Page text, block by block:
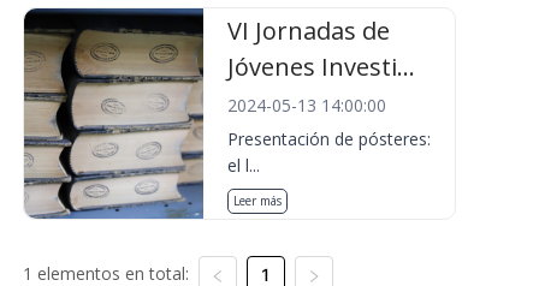
VI Jornadas de
Jóvenes Investi...
2024-05-13 14:00:00
Presentación de pósteres:
el l...
Leer más
1 elementos en total: 1